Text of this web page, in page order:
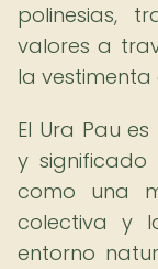
polinesias,
valores a
la
El Ura Pau
y significado
como una
colectiva y
entorno